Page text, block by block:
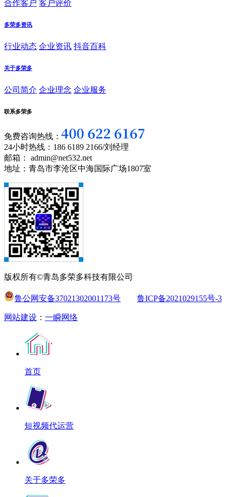
合作客户 客户评价
多荣多资讯
行业动态 企业资讯 抖音百科
关于多荣多
公司简介 企业理念 企业服务
联系多荣多
免费咨询热线：
24小时热线：186 6189 2166/刘经理
邮箱： admin@net532.net
地址：青岛市李沧区中海国际广场1807室
版权所有©青岛多荣多科技有限公司
鲁公网安备37021302001173号 鲁ICP备2021029155号-3
网站建设 ： 一瞬网络
首页
短视频代运营
关于多荣多